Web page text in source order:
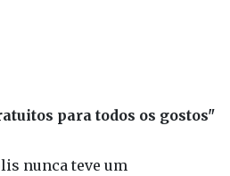
para todos os gostos"
nunca teve um